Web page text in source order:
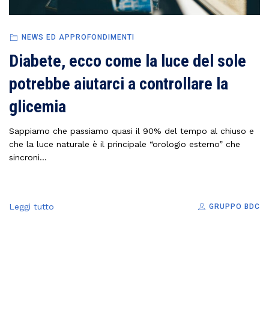
NEWS ED APPROFONDIMENTI
Diabete, ecco come la luce del sole
potrebbe aiutarci a controllare la
glicemia
Sappiamo che passiamo quasi il 90% del tempo al chiuso e
che la luce naturale è il principale “orologio esterno” che
sincroni...
Leggi tutto GRUPPO BDC